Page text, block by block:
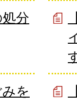
処分
を